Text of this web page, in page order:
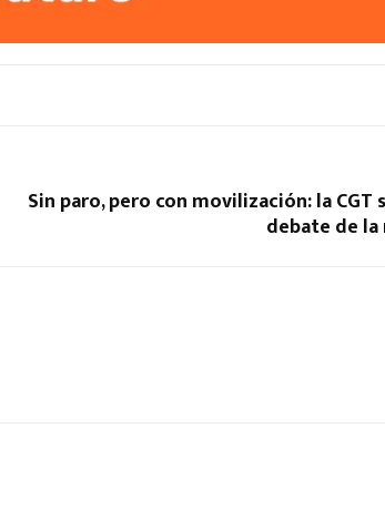
Sin paro, pero con movilización: la CGT
debate de